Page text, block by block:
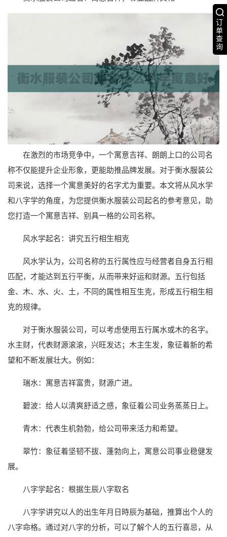
订
单
查
询
在激烈的市场竞争中，一个寓意吉祥、朗朗上口的公司名
称不仅能提升企业形象，更能助推品牌发展。对于衡水服装公
司来说，选择一个寓意美好的名字尤为重要。本文将从风水学
和八字学的角度，为您提供衡水服装公司起名的参考意见，助
您打造一个寓意吉祥、别具一格的公司名称。
风水学起名：讲究五行相生相克
风水学认为，公司名称的五行属性应与经营者自身五行相
匹配，才能达到五行平衡，从而带来好运和财源。五行包括
金、木、水、火、土，不同的属性相互生克，形成五行相生相
克的规律。
对于衡水服装公司，可以考虑使用五行属水或木的名字。
水主财，代表财源滚滚，兴旺发达；木主生发，象征着新的希
望和不断发展壮大。例如：
瑞水：寓意吉祥富贵，财源广进。
碧波：给人以清爽舒适之感，象征着公司业务蒸蒸日上。
青木：代表生机勃勃，给公司带来活力和希望。
翠竹：象征着坚韧不拔、蓬勃向上，寓意公司事业稳健发
展。
八字学起名：根据生辰八字取名
八字学讲究以人的出生年月日時辰为基础，推算出个人的
八字命格。通过对八字的分析，可以了解个人的五行喜忌，从